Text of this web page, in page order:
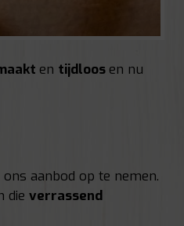
en tijdloos en nu
aanbod op te nemen.
die verrassend